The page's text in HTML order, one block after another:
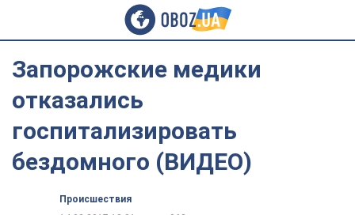
Запорожские медики
отказались
госпитализировать
бездомного (ВИДЕО)
Происшествия